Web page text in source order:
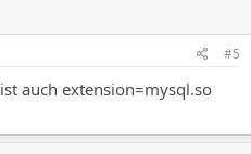
#5
auch extension=mysql.so